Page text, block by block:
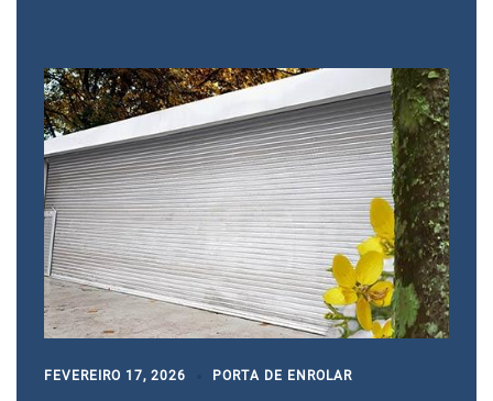
FEVEREIRO 17, 2026 PORTA DE ENROLAR